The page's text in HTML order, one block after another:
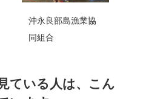
沖永良部島漁業協
同組合
ている人は、こん